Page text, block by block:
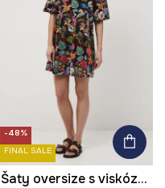
-48%
FINAL SALE
Šaty oversize s viskózou